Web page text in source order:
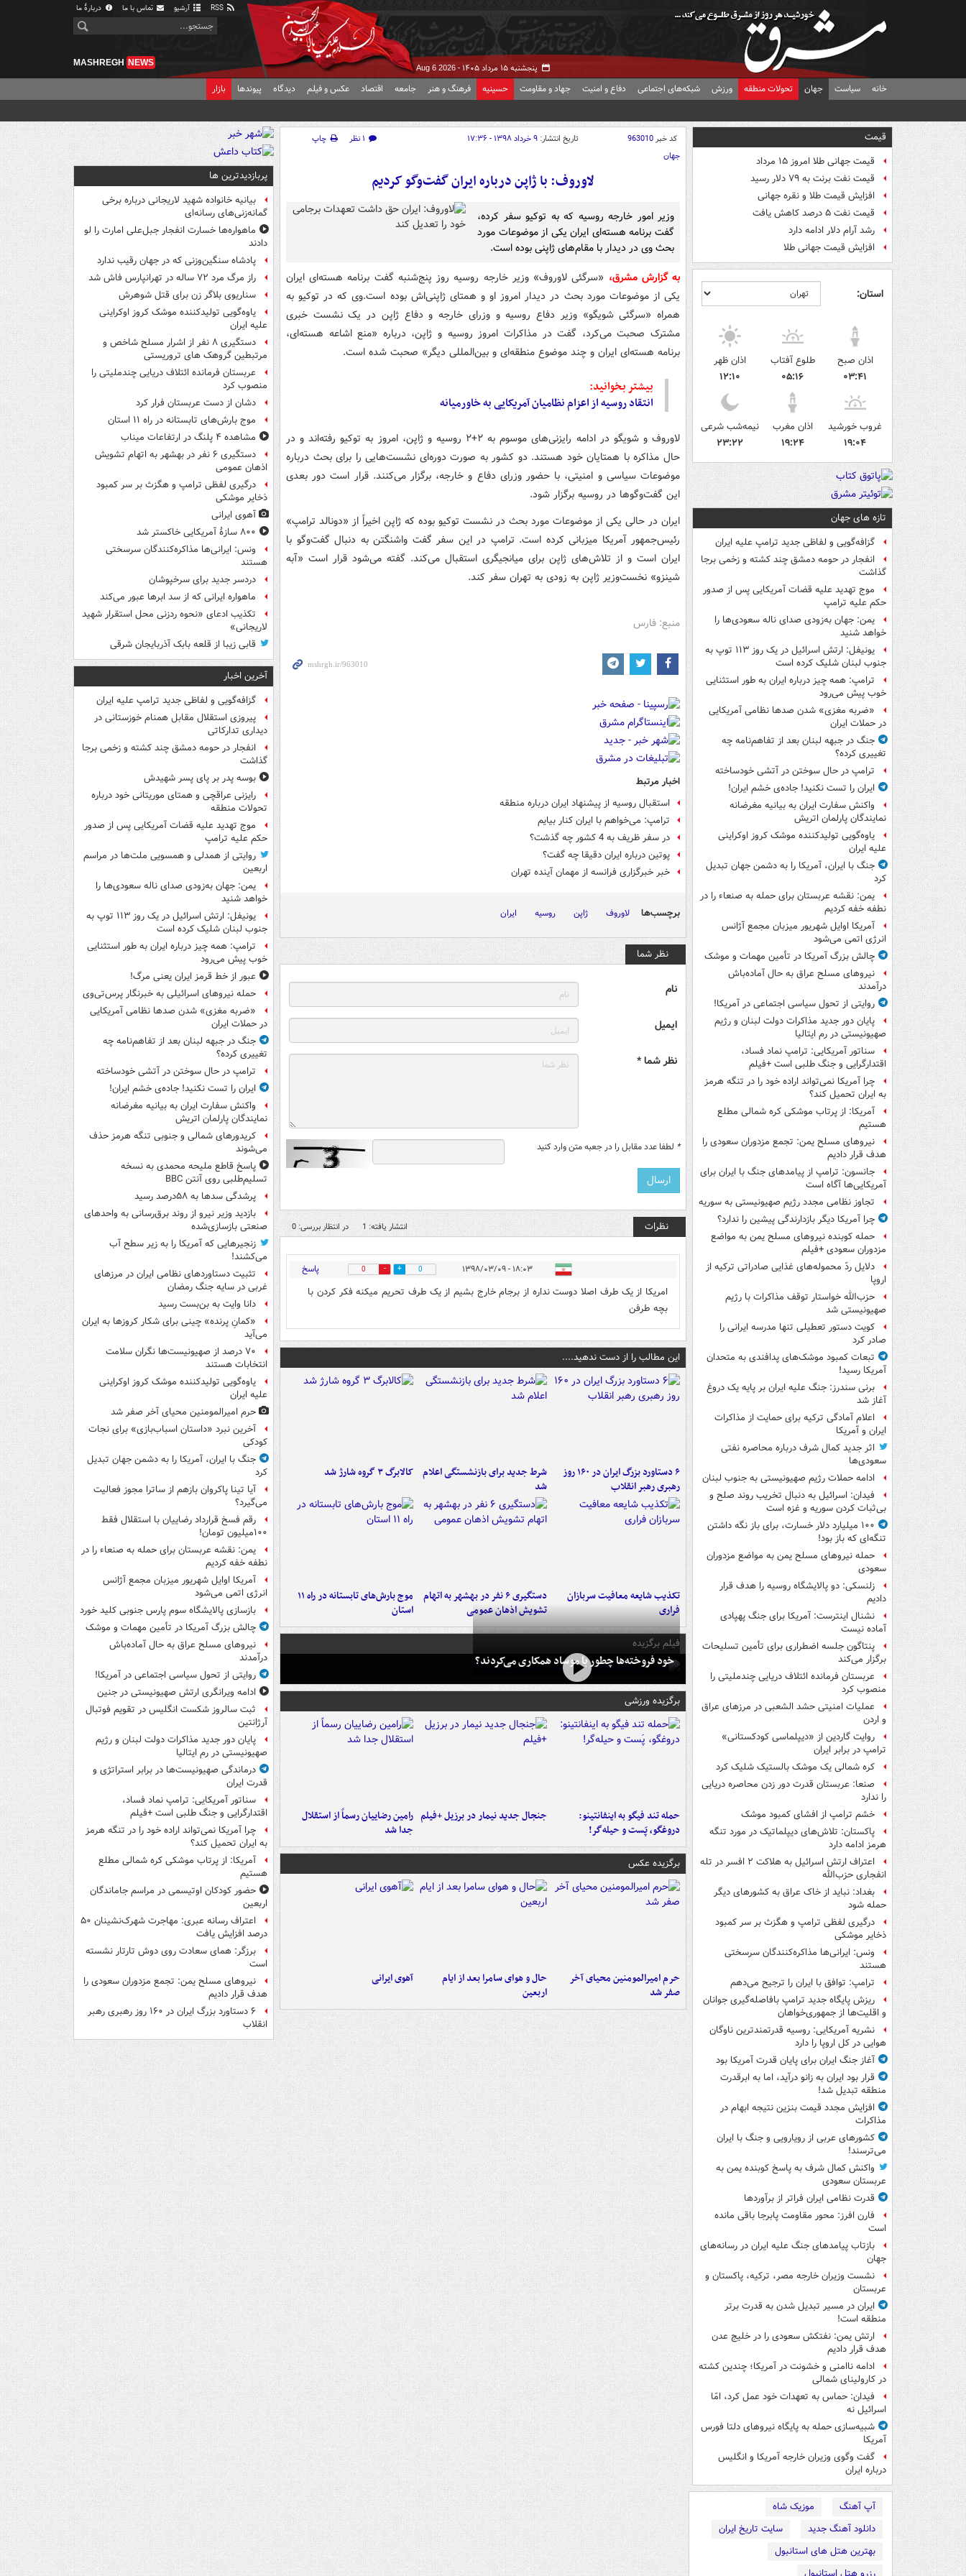
آرشیو تماس با ما دربارهٔ ما
پنجشنبه ۱۵ مرداد ۱۴۰۵ - Aug 6 2026
MASHREGH NEWS
خانه سیاست جهان تحولات منطقه ورزش شبکه‌های اجتماعی دفاع و امنیت جهاد و مقاومت حسینیه فرهنگ و هنر جامعه اقتصاد عکس و فیلم دیدگاه پیوندها بازار
قیمت
قیمت جهانی طلا امروز ۱۵ مرداد
قیمت نفت برنت به ۷۹ دلار رسید
افزایش قیمت طلا و نقره جهانی
قیمت نفت ۵ درصد کاهش یافت
رشد آرام دلار ادامه دارد
افزایش قیمت جهانی طلا
استان:
اذان صبح
۰۳:۴۱
طلوع آفتاب
۰۵:۱۶
اذان ظهر
۱۲:۱۰
غروب خورشید
۱۹:۰۴
اذان مغرب
۱۹:۲۴
نیمه‌شب شرعی
۲۳:۲۲
تازه های جهان
گزافه‌گویی و لفاظی جدید ترامپ علیه ایران
انفجار در حومه دمشق چند کشته و زخمی برجا
گذاشت
موج تهدید علیه قضات آمریکایی پس از صدور
حکم علیه ترامپ
یمن: جهان به‌زودی صدای ناله سعودی‌ها را
خواهد شنید
یونیفل: ارتش اسرائیل در یک روز ۱۱۳ توپ به
جنوب لبنان شلیک کرده است
ترامپ: همه چیز درباره ایران به طور استثنایی
خوب پیش می‌رود
«ضربه مغزی» شدن صدها نظامی آمریکایی
در حملات ایران
جنگ در جبهه لبنان بعد از تفاهم‌نامه چه
تغییری کرده؟
ترامپ در حال سوختن در آتشی خودساخته
ایران را تست نکنید! جاده‌ی خشم ایران!
واکنش سفارت ایران به بیانیه مغرضانه
نمایندگان پارلمان اتریش
یاوه‌گویی تولیدکننده موشک کروز اوکراینی
علیه ایران
جنگ با ایران، آمریکا را به دشمن جهان تبدیل
کرد
یمن: نقشه عربستان برای حمله به صنعاء را در
نطفه خفه کردیم
آمریکا اوایل شهریور میزبان مجمع آژانس
انرژی اتمی می‌شود
چالش بزرگ آمریکا در تأمین مهمات و موشک
نیروهای مسلح عراق به حال آماده‌باش
درآمدند
روایتی از تحول سیاسی اجتماعی در آمریکا!
پایان دور جدید مذاکرات دولت لبنان و رژیم
صهیونیستی در رم ایتالیا
سناتور آمریکایی: ترامپ نماد فساد،
اقتدارگرایی و جنگ طلبی است +فیلم
چرا آمریکا نمی‌تواند اراده خود را در تنگه هرمز
به ایران تحمیل کند؟
آمریکا: از پرتاب موشکی کره شمالی مطلع
هستیم
نیروهای مسلح یمن: تجمع مزدوران سعودی را
هدف قرار دادیم
جانسون: ترامپ از پیامدهای جنگ با ایران برای
آمریکایی‌ها آگاه است
تجاوز نظامی مجدد رژیم صهیونیستی به سوریه
چرا آمریکا دیگر بازدارندگی پیشین را ندارد؟
حمله کوبنده نیروهای مسلح یمن به مواضع
مزدوران سعودی +فیلم
دلایل ردّ محموله‌های غذایی صادراتی ترکیه از
اروپا
حزب‌الله خواستار توقف مذاکرات با رژیم
صهیونیستی شد
کویت دستور تعطیلی تنها مدرسه ایرانی را
صادر کرد
تبعات کمبود موشک‌های پدافندی به متحدان
آمریکا رسید!
برنی سندرز: جنگ علیه ایران بر پایه یک دروغ
آغاز شد
اعلام آمادگی ترکیه برای حمایت از مذاکرات
ایران و آمریکا
اثر جدید کمال شرف درباره محاصره نفتی
سعودی‌ها
ادامه حملات رژیم صهیونیستی به جنوب لبنان
فیدان: اسرائیل به دنبال تخریب روند صلح و
بی‌ثبات کردن سوریه و غزه است
۱۰۰ میلیارد دلار خسارت، برای باز نگه داشتن
تنگه‌ای که باز بود!
حمله نیروهای مسلح یمن به مواضع مزدوران
سعودی
زلنسکی: دو پالایشگاه روسیه را هدف قرار
دادیم
نشنال اینترست: آمریکا برای جنگ پهپادی
آماده نیست
پنتاگون جلسه اضطراری برای تأمین تسلیحات
برگزار می‌کند
عربستان فرمانده ائتلاف دریایی چندملیتی را
منصوب کرد
عملیات امنیتی حشد الشعبی در مرزهای عراق
و اردن
روایت گاردین از «دیپلماسی کودکستانی»
ترامپ در برابر ایران
کره شمالی یک موشک بالستیک شلیک کرد
صنعا: عربستان قدرت دور زدن محاصره دریایی
را ندارد
خشم ترامپ از افشای کمبود موشک
پاکستان: تلاش‌های دیپلماتیک در مورد تنگه
هرمز ادامه دارد
اعتراف ارتش اسرائیل به هلاکت ۲ افسر در تله
انفجاری حزب‌الله
بغداد: نباید از خاک عراق به کشورهای دیگر
حمله شود
درگیری لفظی ترامپ و هگزث بر سر کمبود
ذخایر موشکی
ونس: ایرانی‌ها مذاکره‌کنندگان سرسختی
هستند
ترامپ: توافق با ایران را ترجیح می‌دهم
ریزش پایگاه جدید ترامپ بافاصله‌گیری جوانان
و اقلیت‌ها از جمهوری‌خواهان
نشریه آمریکایی: روسیه قدرتمندترین ناوگان
هوایی در کل اروپا را دارد
آغاز جنگ ایران برای پایان قدرت آمریکا بود
قرار بود ایران به زانو درآید، اما به ابرقدرت
منطقه تبدیل شد!
افزایش مجدد قیمت بنزین نتیجه ابهام در
مذاکرات
کشورهای عربی از رویارویی و جنگ با ایران
می‌ترسند!
واکنش کمال شرف به پاسخ کوبنده یمن به
عربستان سعودی
قدرت نظامی ایران فراتر از برآوردها
فارن افرز: محور مقاومت پابرجا باقی مانده
است
بازتاب پیامدهای جنگ علیه ایران در رسانه‌های
جهان
نشست وزیران خارجه مصر، ترکیه، پاکستان و
عربستان
ایران در مسیر تبدیل شدن به قدرت برتر
منطقه است!
ارتش یمن: نفتکش سعودی را در خلیج عدن
هدف قرار دادیم
ادامه ناامنی و خشونت در آمریکا؛ چندین کشته
در کارولینای شمالی
فیدان: حماس به تعهدات خود عمل کرد، امّا
اسرائیل نه
شبیه‌سازی حمله به پایگاه نیروهای دلتا فورس
آمریکا
گفت وگوی وزیران خارجه آمریکا و انگلیس
درباره ایران
آپ آهنگ
موزیک شاه
دانلود آهنگ جدید
سایت تاریخ ایران
بهترین هتل های استانبول
کد خبر963010 تاریخ انتشار: ۹ خرداد ۱۳۹۸ - ۱۷:۳۶ ۱ نظر
چاپ
جهان
لاوروف: با ژاپن درباره ایران گفت‌وگو کردیم
وزیر امور خارجه روسیه که به توکیو سفر کرده،
گفت برنامه هسته‌ای ایران یکی از موضوعات مورد
بحث وی در دیدار با مقام‌های ژاپنی بوده است.
به گزارش مشرق، «سرگئی لاوروف» وزیر خارجه روسیه روز پنج‌شنبه گفت برنامه هسته‌ای ایران
یکی از موضوعات مورد بحث در دیدار امروز او و همتای ژاپنی‌اش بوده است.وی که در توکیو به
همراه «سرگئی شویگو» وزیر دفاع روسیه و وزرای خارجه و دفاع ژاپن در یک نشست خبری
مشترک صحبت می‌کرد، گفت در مذاکرات امروز روسیه و ژاپن، درباره «منع اشاعه هسته‌ای،
برنامه هسته‌ای ایران و چند موضوع منطقه‌ای و بین‌المللی دیگر» صحبت شده است.
بیشتر بخوانید:
انتقاد روسیه از اعزام نظامیان آمریکایی به خاورمیانه
لاوروف و شویگو در ادامه رایزنی‌های موسوم به ۲+۲ روسیه و ژاپن، امروز به توکیو رفته‌اند و در
حال مذاکره با همتایان خود هستند. دو کشور به صورت دوره‌ای نشست‌هایی را برای بحث درباره
موضوعات سیاسی و امنیتی، با حضور وزرای دفاع و خارجه، برگزار می‌کنند. قرار است دور بعدی
این گفت‌وگوها در روسیه برگزار شود.
ایران در حالی یکی از موضوعات مورد بحث در نشست توکیو بوده که ژاپن اخیراً از «دونالد ترامپ»
رئیس‌جمهور آمریکا میزبانی کرده است. ترامپ در این سفر گفت واشنگتن به دنبال گفت‌وگو با
ایران است و از تلاش‌های ژاپن برای میانجیگری استقبال می‌کند. گفته می‌شود قرار است «آبه
شینزو» نخست‌وزیر ژاپن به زودی به تهران سفر کند.
منبع: فارس
اخبار مرتبط
استقبال روسیه از پیشنهاد ایران درباره منطقه
ترامپ: می‌خواهم با ایران کنار بیایم
در سفر ظریف به 4 کشور چه گذشت؟
پوتین درباره ایران دقیقا چه گفت؟
خبر خبرگزاری فرانسه از مهمان آینده تهران
برچسب‌ها لاوروف ژاپن روسیه ایران
نظر شما
نام
ایمیل
نظر شما *
* لطفا عدد مقابل را در جعبه متن وارد کنید
نظرات انتشار یافته: 1 در انتظار بررسی: 0
۱۸:۰۳ - ۱۳۹۸/۰۳/۰۹ 0
0 پاسخ
امریکا از یک طرف اصلا دوست نداره از برجام خارج بشیم از یک طرف تحریم میکنه فکر کردن با
بچه طرفن
این مطالب را از دست ندهید....
۶ دستاورد بزرگ ایران در ۱۶۰ روز
رهبری رهبر انقلاب
شرط جدید برای بازنشستگی اعلام
شد
کالابرگ ۳ گروه شارژ شد
تکذیب شایعه معافیت سربازان
فراری
دستگیری ۶ نفر در بهشهر به اتهام
تشویش اذهان عمومی
موج بارش‌های تابستانه در راه ۱۱
استان
فیلم برگزیده
خود فروخته‌ها چطور با موساد همکاری می‌کردند؟
برگزیده ورزشی
حمله تند فیگو به اینفانتینو:
دروغگو، پَست‌ و حیله‌گر!
جنجال جدید نیمار در برزیل +فیلم رامین رضاییان رسماً از استقلال
جدا شد
برگزیده عکس
حرم امیرالمومنین محیای آخر
صفر شد
حال و هوای سامرا بعد از ایام
اربعین
آهوی ایرانی
پربازدیدترین ها
بیانیه خانواده شهید لاریجانی درباره برخی
گمانه‌زنی‌های رسانه‌ای
ماهواره‌ها خسارت انفجار جبل‌علی امارت را لو
دادند
پادشاه سنگین‌وزنی که در جهان رقیب ندارد
راز مرگ مرد ۷۲ ساله در تهرانپارس فاش شد
سناریوی بلاگر زن برای قتل شوهرش
یاوه‌گویی تولیدکننده موشک کروز اوکراینی
علیه ایران
دستگیری ۸ نفر از اشرار مسلح شاخص و
مرتبطین گروهک های تروریستی
عربستان فرمانده ائتلاف دریایی چندملیتی را
منصوب کرد
دشان از دست عربستان فرار کرد
موج بارش‌های تابستانه در راه ۱۱ استان
مشاهده ۴ پلنگ در ارتفاعات میناب
دستگیری ۶ نفر در بهشهر به اتهام تشویش
اذهان عمومی
درگیری لفظی ترامپ و هگزث بر سر کمبود
ذخایر موشکی
آهوی ایرانی
۸۰۰ سازۀ آمریکایی خاکستر شد
ونس: ایرانی‌ها مذاکره‌کنندگان سرسختی
هستند
دردسر جدید برای سرخپوشان
ماهواره ایرانی که از سد ابرها عبور می‌کند
تکذیب ادعای «نحوه ردزنی محل استقرار شهید
لاریجانی»
قابی زیبا از قلعه بابک آذربایجان شرقی
آخرین اخبار
گزافه‌گویی و لفاظی جدید ترامپ علیه ایران
پیروزی استقلال مقابل همنام خوزستانی در
دیداری تدارکاتی
انفجار در حومه دمشق چند کشته و زخمی برجا
گذاشت
بوسه‌ پدر بر پای پسر شهیدش
رایزنی عراقچی و همتای موریتانی خود درباره
تحولات منطقه
موج تهدید علیه قضات آمریکایی پس از صدور
حکم علیه ترامپ
روایتی از همدلی و همسویی ملت‌ها در مراسم
اربعین
یمن: جهان به‌زودی صدای ناله سعودی‌ها را
خواهد شنید
یونیفل: ارتش اسرائیل در یک روز ۱۱۳ توپ به
جنوب لبنان شلیک کرده است
ترامپ: همه چیز درباره ایران به طور استثنایی
خوب پیش می‌رود
عبور از خط قرمز ایران یعنی مرگ!
حمله نیروهای اسرائیلی به خبرنگار پرس‌تی‌وی
«ضربه مغزی» شدن صدها نظامی آمریکایی
در حملات ایران
جنگ در جبهه لبنان بعد از تفاهم‌نامه چه
تغییری کرده؟
ترامپ در حال سوختن در آتشی خودساخته
ایران را تست نکنید! جاده‌ی خشم ایران!
واکنش سفارت ایران به بیانیه مغرضانه
نمایندگان پارلمان اتریش
کریدورهای شمالی و جنوبی تنگه هرمز حذف
می‌شوند
پاسخ قاطع ملیحه محمدی به نسخه
تسلیم‌طلبی روی آنتن BBC
پرشدگی سدها به ۵۸درصد رسید
بازدید وزیر نیرو از روند برق‌رسانی به واحدهای
صنعتی بازسازی‌شده
زنجیرهایی که آمریکا را به زیر سطح آب
می‌کشند!
تثبیت دستاوردهای نظامی ایران در مرزهای
غربی در سایه جنگ رمضان
دانا وایت به بن‌بست رسید
«کمانِ پرنده» چینی برای شکار کروزها به ایران
می‌آید
۷۰ درصد از صهیونیست‌ها نگران سلامت
انتخابات هستند
یاوه‌گویی تولیدکننده موشک کروز اوکراینی
علیه ایران
حرم امیرالمومنین محیای آخر صفر شد
آخرین نبرد «داستان اسباب‌بازی» برای نجات
کودکی
جنگ با ایران، آمریکا را به دشمن جهان تبدیل
کرد
آیا تینا پاکروان بازهم از ساترا مجوز فعالیت
می‌گیرد؟
رقم فسخ قرارداد رضاییان با استقلال فقط
۱۰۰میلیون تومان!
یمن: نقشه عربستان برای حمله به صنعاء را در
نطفه خفه کردیم
آمریکا اوایل شهریور میزبان مجمع آژانس
انرژی اتمی می‌شود
بازسازی پالایشگاه سوم پارس جنوبی کلید خورد
چالش بزرگ آمریکا در تأمین مهمات و موشک
نیروهای مسلح عراق به حال آماده‌باش
درآمدند
روایتی از تحول سیاسی اجتماعی در آمریکا!
ادامه ویرانگری ارتش صهیونیستی در جنین
ثبت سالروز شکست انگلیس در تقویم فوتبال
آرژانتین
پایان دور جدید مذاکرات دولت لبنان و رژیم
صهیونیستی در رم ایتالیا
درماندگی صهیونیست‌ها در برابر استراتژی و
قدرت ایران
سناتور آمریکایی: ترامپ نماد فساد،
اقتدارگرایی و جنگ طلبی است +فیلم
چرا آمریکا نمی‌تواند اراده خود را در تنگه هرمز
به ایران تحمیل کند؟
آمریکا: از پرتاب موشکی کره شمالی مطلع
هستیم
حضور کودکان اوتیسمی در مراسم جاماندگان
اربعین
اعتراف رسانه عبری: مهاجرت شهرک‌نشینان ۵۰
درصد افزایش یافت
برزگر: همای سعادت روی دوش تارتار نشسته
است
نیروهای مسلح یمن: تجمع مزدوران سعودی را
هدف قرار دادیم
۶ دستاورد بزرگ ایران در ۱۶۰ روز رهبری رهبر
انقلاب